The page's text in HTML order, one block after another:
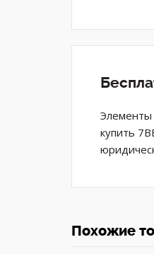
Элементы
купить
Похожие